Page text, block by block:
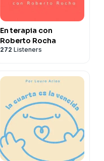
En terapia con
Roberto Rocha
272 Listeners